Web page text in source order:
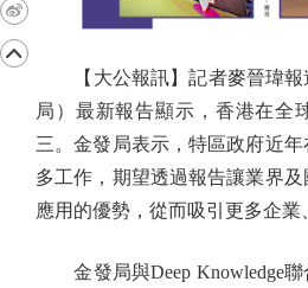
【大公報訊】記者麥晉瑋報
局）最新報告顯示，香港在全
三。金發局表示，特區政府近
多工作，期望透過報告讓業界
應用的優勢，從而吸引更多企業
金發局與Deep Knowledge聯